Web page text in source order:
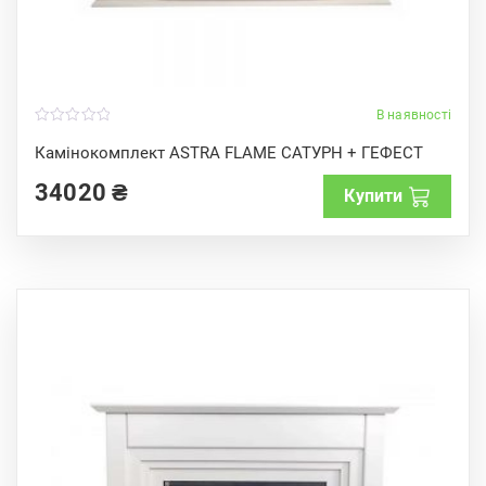
В наявності
Камінокомплект ASTRA FLAME САТУРН + ГЕФЕСТ
o
u
o
f
34020₴ Купити